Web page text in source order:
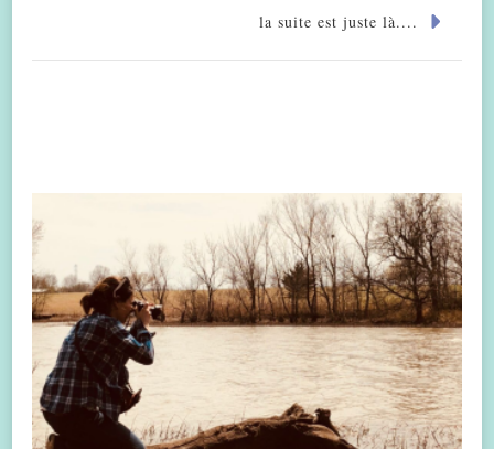
la suite est juste là....